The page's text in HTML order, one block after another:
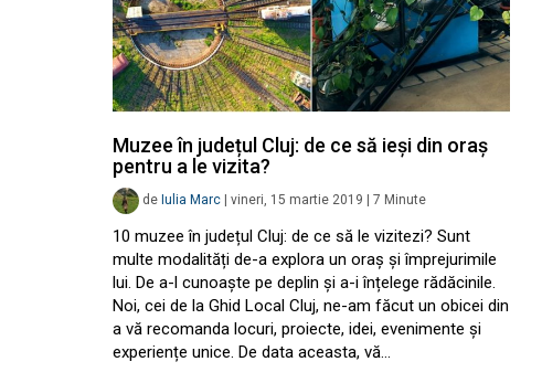
Muzee în județul Cluj: de ce să ieși din oraș
pentru a le vizita?
de Iulia Marc vineri, 15 martie 2019 7 Minute
10 muzee în județul Cluj: de ce să le vizitezi? Sunt
multe modalități de-a explora un oraș și împrejurimile
lui. De a-l cunoaște pe deplin și a-i înțelege rădăcinile.
Noi, cei de la Ghid Local Cluj, ne-am făcut un obicei din
a vă recomanda locuri, proiecte, idei, evenimente și
experiențe unice. De data aceasta, vă…